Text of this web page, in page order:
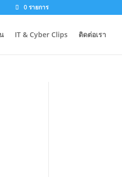
0 รายการ
IT & Cyber Clips ติดต่อเรา